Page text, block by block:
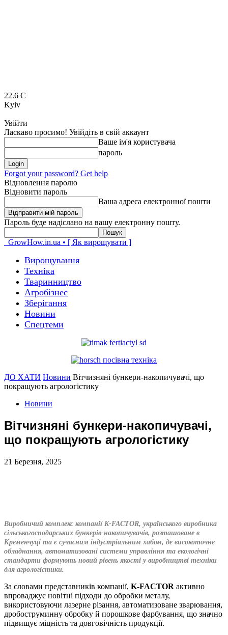
22.6 C
Kyiv
Увійти
Ласкаво просимо! Увійдіть в свій аккаунт
Ваше ім'я користувача
пароль
Forgot your password? Get help
Відновлення паролю
Відновити пароль
Ваша адреса електронної пошти
Пароль буде надіслано на вашу електронну пошту.
GrowHow.in.ua • [ Як вирощувати ]
Вирощування
Техніка
Тваринництво
Агробізнес
Зберігання
Новини
Спецтеми
ДО ХАТИ Новини Вітчизняні бункери-накопичувачі, що
покращують агрологістику
Новини
Вітчизняні бункери-накопичувачі,
що покращують агрологістику
21 Березня, 2025
Виробничий комплекс компанії K-FACTOR, українського виробника
сільськогосподарських бункерів-накопичувачів, розташоване в
Кременчуці та є сучасним індустріальним хабом, де високоточне
обладнання, автоматизовані системи управління та екологічні
стандарти формують новий рівень якості у виробництві техніки
для агрологістики.
За словами представників компанії, K-FACTOR активно
впроваджує новітні підходи до обробки металу,
використовуючи лазерне різання, автоматизоване зварювання,
дробоструминну обробку й порошкове фарбування, що значно
підвищує міцність та довговічність продукції.